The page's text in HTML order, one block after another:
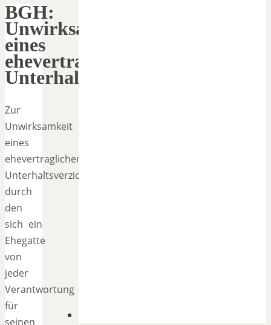
BGH:
Unwirksamkeit
eines
ehevertraglichen
Unterhaltsverzichts
Zur
Unwirksamkeit
eines
ehevertraglichen
Unterhaltsverzichts,
durch
den
sich ein
Ehegatte
von
jeder
Verantwortung
für
seinen